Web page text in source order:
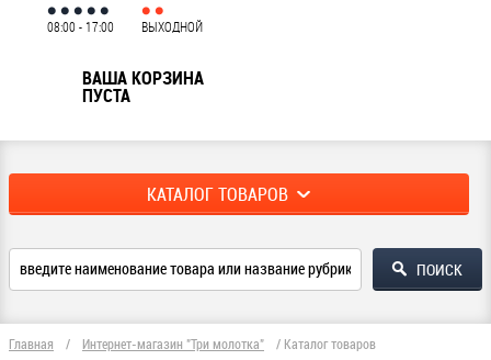
08:00 - 17:00 ВЫХОДНОЙ
ВАША КОРЗИНА
ПУСТА
КАТАЛОГ ТОВАРОВ
Главная / Интернет-магазин "Три молотка" / Каталог товаров